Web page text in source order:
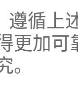
遵循上
更加可
。